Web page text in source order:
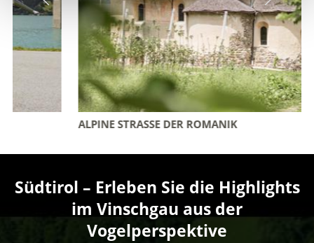
ALPINE STRASSE DER ROMANIK
Südtirol – Erleben Sie die Highlights
im Vinschgau aus der
Vogelperspektive